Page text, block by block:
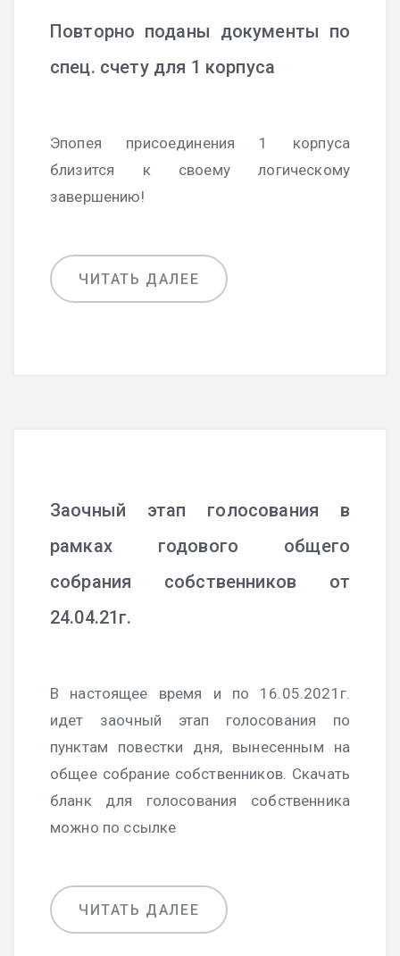
Повторно поданы документы по
спец. счету для 1 корпуса
Эпопея присоединения 1 корпуса
близится к своему логическому
завершению!
ЧИТАТЬ ДАЛЕЕ
Заочный этап голосования в
рамках годового общего
собрания собственников от
24.04.21г.
В настоящее время и по 16.05.2021г.
идет заочный этап голосования по
пунктам повестки дня, вынесенным на
общее собрание собственников. Скачать
бланк для голосования собственника
можно по ссылке
ЧИТАТЬ ДАЛЕЕ